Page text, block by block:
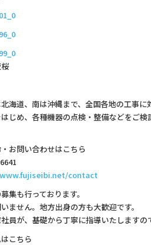
海道、南は沖縄まで、全国各地の工事に
じめ、各種機器の点検・整備などをご
お問い合わせはこちら
contact
集も行っております。
ません。地方出身の方も大歓迎です。
員が、基礎から丁寧に指導いたしますの
こちら